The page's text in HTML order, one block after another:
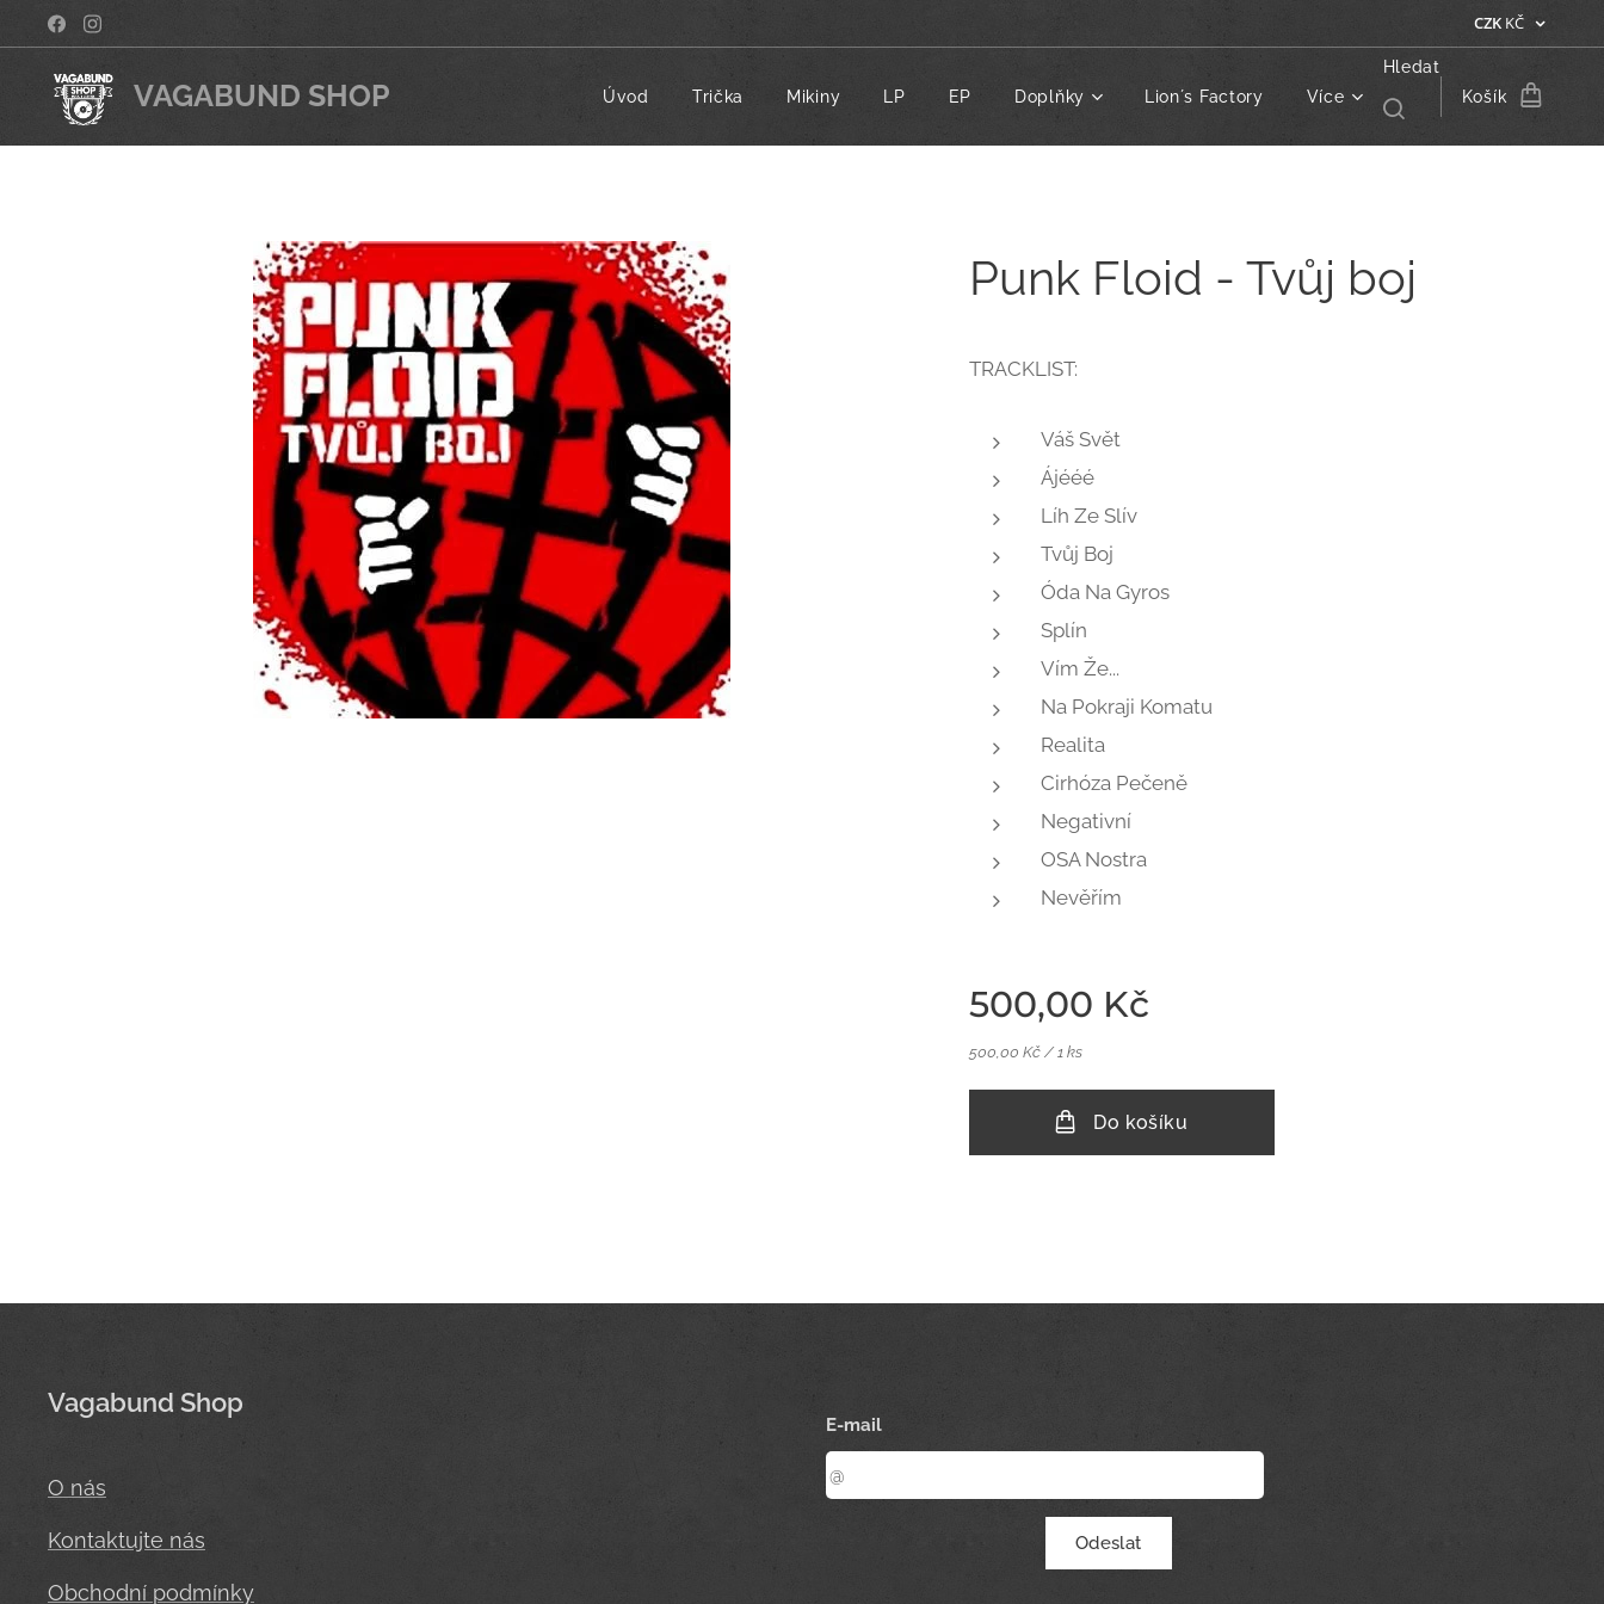
CZK KČ
VAGABUND SHOP Úvod Trička Mikiny LP EP Doplňky Lion´s Factory Více
Hledat
Košík
Punk Floid - Tvůj boj
TRACKLIST:
Váš Svět
Ájééé
Líh Ze Slív
Tvůj Boj
Óda Na Gyros
Splín
Vím Že...
Na Pokraji Komatu
Realita
Cirhóza Pečeně
Negativní
OSA Nostra
Nevěřím
500,00 Kč
500,00 Kč / 1 ks
Do košíku
Vagabund Shop
O nás
Kontaktujte nás
Obchodní podmínky
E-mail
Odeslat